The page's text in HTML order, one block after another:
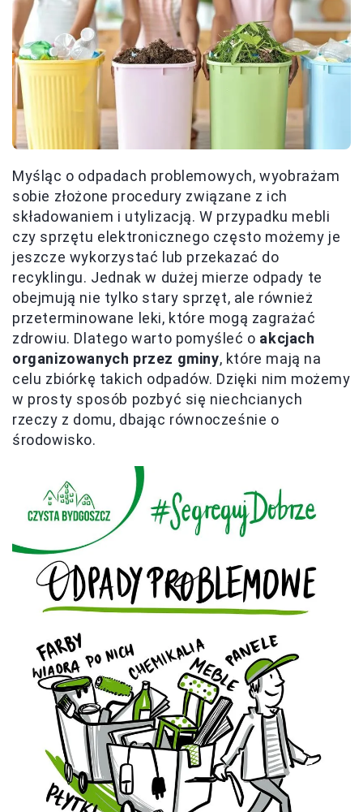
Myśląc o odpadach problemowych, wyobrażam
sobie złożone procedury związane z ich
składowaniem i utylizacją. W przypadku mebli
czy sprzętu elektronicznego często możemy je
jeszcze wykorzystać lub przekazać do
recyklingu. Jednak w dużej mierze odpady te
obejmują nie tylko stary sprzęt, ale również
przeterminowane leki, które mogą zagrażać
zdrowiu. Dlatego warto pomyśleć o akcjach
organizowanych przez gminy, które mają na
celu zbiórkę takich odpadów. Dzięki nim możemy
w prosty sposób pozbyć się niechcianych
rzeczy z domu, dbając równocześnie o
środowisko.